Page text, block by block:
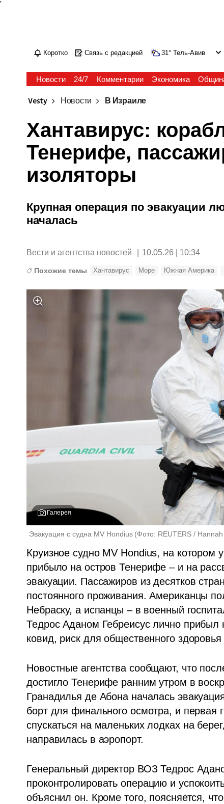
'
Коротко Связь с редакцией 31° Тель-Авив
Новости 24/7 Комментарии Экономика
Vesty Новости В Израиле
Хантавирус:
Тенерифе,
изоляторы
Крупная операция по эвакуации
началась
Вести и агентства новостей 10.05.26 | 10:34
Похожие темы Хантавирус Море Южная Америка
Галерея
Эвакуация с судна MV Hondius (Фото: REUTERS /
Круизное судно MV Hondius, на котором
прибыло на остров Тенерифе – и на
эвакуации. Пассажиров из десятков
постоянного проживания. Американцы
Небраску, а испанцы – в военный
Тедрос Аданом Гебреисус лично
ковид, риск для общественного здоровья
Новостные агентства сообщают, что
достигло Тенерифе ранним утром в
Гранадилья де Абона началась
борт для финального осмотра, и первая
спускаться на маленьких лодках на
направилась в аэропорт.
Генеральный директор ВОЗ Тедрос
проконтролировать операцию и
объяснил он. Кроме того, поясняется,